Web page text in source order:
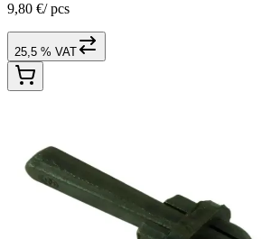
9,80 €/ pcs
25,5 % VAT